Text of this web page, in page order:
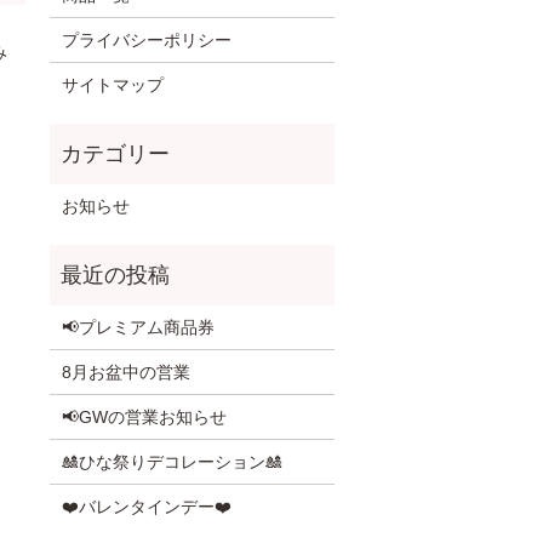
プライバシーポリシー
サイトマップ
お知らせ
📢プレミアム商品券
8月お盆中の営業
📢GWの営業お知らせ
🎎ひな祭りデコレーション🎎
❤️バレンタインデー❤️